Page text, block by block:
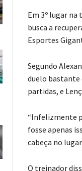
Em 3º lugar
busca a
Esportes
Segundo
duelo bastante
partidas, e
“Infelizmente
fosse apenas
cabeça no
O treinador